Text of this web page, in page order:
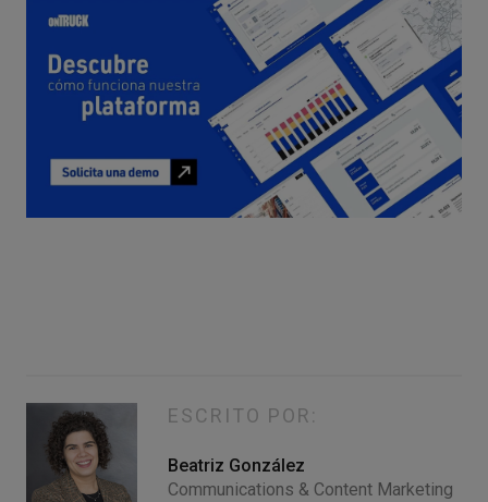
ESCRITO POR:
Beatriz González
Communications & Content Marketing